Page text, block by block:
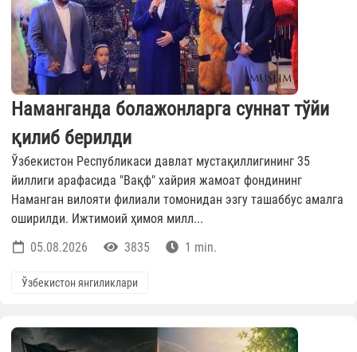
Наманганда болажонларга суннат тўйи
қилиб берилди
Ўзбекистон Республикаси давлат мустақиллигининг 35
йиллиги арафасида "Вақф" хайрия жамоат фондининг
Наманган вилояти филиали томонидан эзгу ташаббус амалга
оширилди. Ижтимоий ҳимоя милл...
05.08.2026
3835 1 min.
Ўзбекистон янгиликлари